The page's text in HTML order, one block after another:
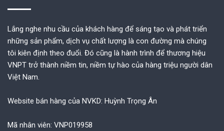
Lắng nghe nhu cầu của khách hàng để sáng tạo và phát triển
những sản phẩm, dịch vụ chất lượng là con đường mà chúng
tôi kiên định theo đuổi. Đó cũng là hành trình để thương hiệu
VNPT trở thành niềm tin, niềm tự hào của hàng triệu người dân
Việt Nam.
Website bán hàng của NVKD: Huỳnh Trọng Ân
Mã nhân viên: VNP019958